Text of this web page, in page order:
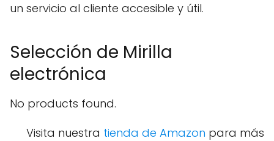
un servicio al cliente accesible y útil.
Selección de Mirilla
electrónica
No products found.
Visita nuestra tienda de Amazon para más